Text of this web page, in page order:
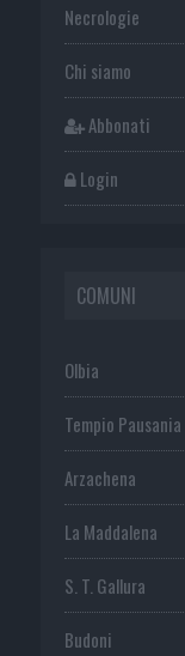
Necrologie
Chi siamo
Abbonati
Login
COMUNI
Olbia
Tempio Pausania
Arzachena
La Maddalena
S. T. Gallura
Budoni